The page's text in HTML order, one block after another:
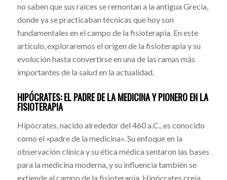
no saben que sus raíces se remontan a la antigua Grecia,
donde ya se practicaban técnicas que hoy son
fundamentales en el campo de la fisioterapia. En este
artículo, exploraremos el origen de la fisioterapia y su
evolución hasta convertirse en una de las ramas más
importantes de la salud en la actualidad.
HIPÓCRATES: EL PADRE DE LA MEDICINA Y PIONERO EN LA
FISIOTERAPIA
Hipócrates, nacido alrededor del 460 a.C., es conocido
como el «padre de la medicina». Su enfoque en la
observación clínica y su ética médica sentaron las bases
para la medicina moderna, y su influencia también se
extiende al campo de la fisioterapia. Hipócrates creía